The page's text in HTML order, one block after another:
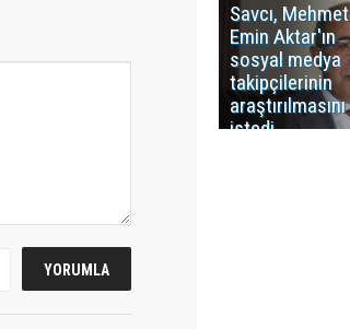
Savcı, Mehmet
Emin Aktar'ın
sosyal medya
takipçilerinin
araştırılmasını
istedi